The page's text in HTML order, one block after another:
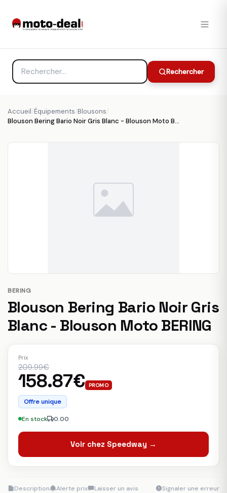
Rechercher
Accueil/Équipements/Blousons/
Blouson Bering Bario Noir Gris Blanc - Blouson Moto BERING
BERING
Blouson Bering Bario Noir Gris
Blanc - Blouson Moto BERING
Prix
209.99€
158.87€ PROMO
Offre unique
En stock 0.00
Voir chez Speedway →
Description Alerte prix Laisser un avis Signaler une erreur